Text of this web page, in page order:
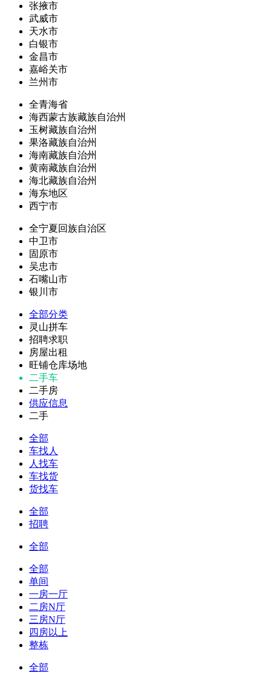
张掖市
武威市
天水市
白银市
金昌市
嘉峪关市
兰州市
全青海省
海西蒙古族藏族自治州
玉树藏族自治州
果洛藏族自治州
海南藏族自治州
黄南藏族自治州
海北藏族自治州
海东地区
西宁市
全宁夏回族自治区
中卫市
固原市
吴忠市
石嘴山市
银川市
全部分类
灵山拼车
招聘求职
房屋出租
旺铺仓库场地
二手车
二手房
供应信息
二手
全部
车找人
人找车
车找货
货找车
全部
招聘
全部
全部
单间
一房一厅
二房N厅
三房N厅
四房以上
整栋
全部